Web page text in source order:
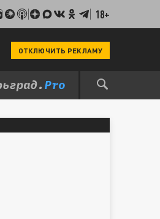
18+
ОТКЛЮЧИТЬ РЕКЛАМУ